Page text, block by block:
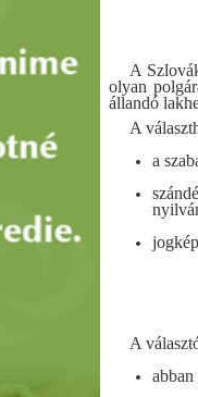
A
olyan
állandó
A
a
A